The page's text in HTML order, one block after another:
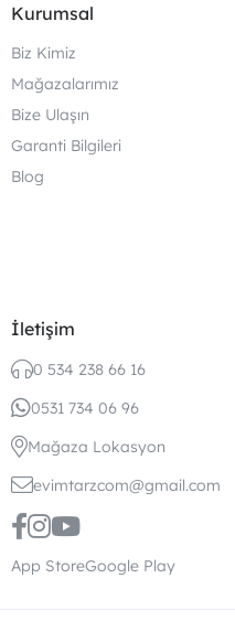
Kurumsal
Biz Kimiz
Mağazalarımız
Bize Ulaşın
Garanti Bilgileri
Blog
İletişim
0 534 238 66 16
0531 734 06 96
Mağaza Lokasyon
evimtarzcom@gmail.com
App StoreGoogle Play